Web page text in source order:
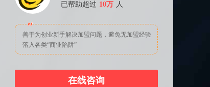
已帮助超过 10万 人
善于为创业新手解决加盟问题，避免无加盟经验
落入各类“商业陷阱”
在线咨询